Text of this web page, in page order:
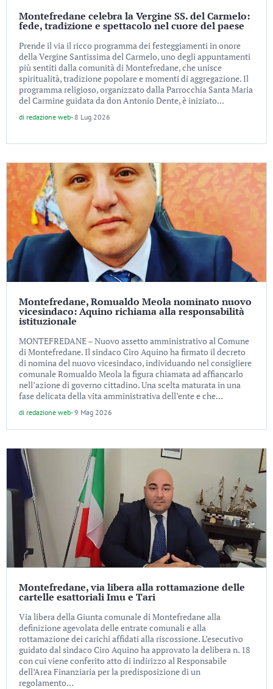
Montefredane celebra la Vergine SS. del Carmelo:
fede, tradizione e spettacolo nel cuore del paese
Prende il via il ricco programma dei festeggiamenti in onore
della Vergine Santissima del Carmelo, uno degli appuntamenti
più sentiti dalla comunità di Montefredane, che unisce
spiritualità, tradizione popolare e momenti di aggregazione. Il
programma religioso, organizzato dalla Parrocchia Santa Maria
del Carmine guidata da don Antonio Dente, è iniziato...
di redazione web- 8 Lug 2026
Montefredane, Romualdo Meola nominato nuovo
vicesindaco: Aquino richiama alla responsabilità
istituzionale
MONTEFREDANE – Nuovo assetto amministrativo al Comune
di Montefredane. Il sindaco Ciro Aquino ha firmato il decreto
di nomina del nuovo vicesindaco, individuando nel consigliere
comunale Romualdo Meola la figura chiamata ad affiancarlo
nell’azione di governo cittadino. Una scelta maturata in una
fase delicata della vita amministrativa dell’ente e che...
di redazione web-9 Mag 2026
Montefredane, via libera alla rottamazione delle
cartelle esattoriali Imu e Tari
Via libera della Giunta comunale di Montefredane alla
definizione agevolata delle entrate comunali e alla
rottamazione dei carichi affidati alla riscossione. L’esecutivo
guidato dal sindaco Ciro Aquino ha approvato la delibera n. 18
con cui viene conferito atto di indirizzo al Responsabile
dell’Area Finanziaria per la predisposizione di un
regolamento...